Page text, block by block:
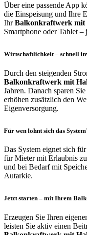
Über eine passende App
die Einspeisung und Ihre
IhrBalkonkraftwerk mit
Smartphone oder Tablet –
Wirtschaftlichkeit – schnell
Durch den steigenden
Balkonkraftwerk mit
Jahren. Danach sparen
erhöhen zusätzlich den
Eigenversorgung.
Für wen lohnt sich das
Das System eignet sich
für Mieter mit Erlaubnis
und bei Bedarf mit
Autarkie.
Jetzt starten – mit Ihrem
Erzeugen Sie Ihren
leisten Sie aktiv einen